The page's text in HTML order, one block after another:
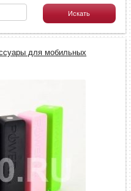
для мобильных